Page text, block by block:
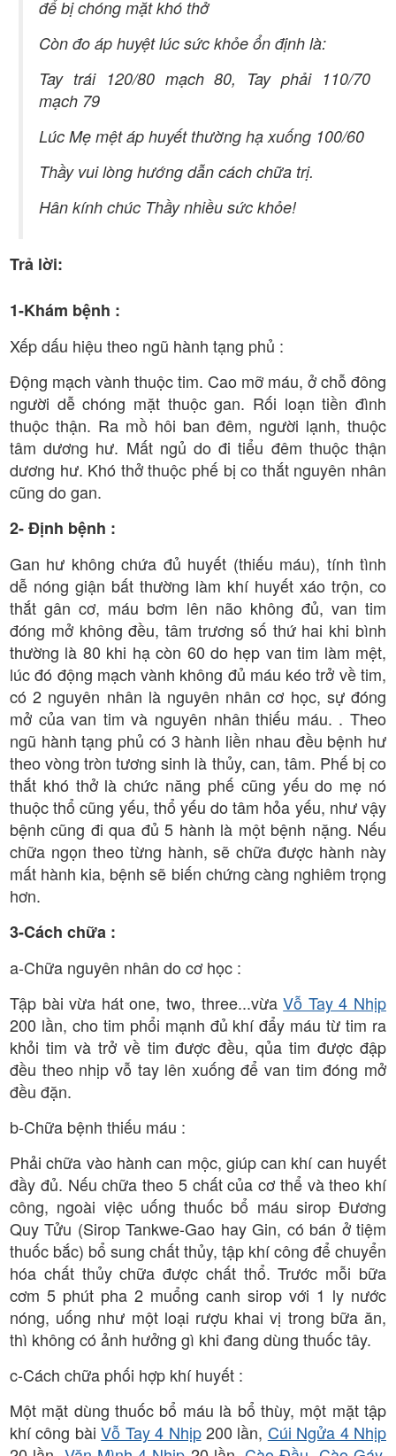
để bị chóng mặt khó thở
Còn đo áp huyệt lúc sức khỏe ổn định là:
Tay trái 120/80 mạch 80, Tay phải 110/70
mạch 79
Lúc Mẹ mệt áp huyết thường hạ xuống 100/60
Thầy vui lòng hướng dẫn cách chữa trị.
Hân kính chúc Thầy nhiều sức khỏe!
Trả lời:
1-Khám bệnh :
Xếp dấu hiệu theo ngũ hành tạng phủ :
Động mạch vành thuộc tim. Cao mỡ máu, ở chỗ đông
người dễ chóng mặt thuộc gan. Rối loạn tiền đình
thuộc thận. Ra mồ hôi ban đêm, người lạnh, thuộc
tâm dương hư. Mất ngủ do đi tiểu đêm thuộc thận
dương hư. Khó thở thuộc phế bị co thắt nguyên nhân
cũng do gan.
2- Định bệnh :
Gan hư không chứa đủ huyết (thiếu máu), tính tình
dễ nóng giận bất thường làm khí huyết xáo trộn, co
thắt gân cơ, máu bơm lên não không đủ, van tim
đóng mở không đều, tâm trương số thứ hai khi bình
thường là 80 khi hạ còn 60 do hẹp van tim làm mệt,
lúc đó động mạch vành không đủ máu kéo trở về tim,
có 2 nguyên nhân là nguyên nhân cơ học, sự đóng
mở của van tim và nguyên nhân thiếu máu. . Theo
ngũ hành tạng phủ có 3 hành liền nhau đều bệnh hư
theo vòng tròn tương sinh là thủy, can, tâm. Phế bị co
thắt khó thở là chức năng phế cũng yếu do mẹ nó
thuộc thổ cũng yếu, thổ yếu do tâm hỏa yếu, như vậy
bệnh cũng đi qua đủ 5 hành là một bệnh nặng. Nếu
chữa ngọn theo từng hành, sẽ chữa được hành này
mất hành kia, bệnh sẽ biến chứng càng nghiêm trọng
hơn.
3-Cách chữa :
a-Chữa nguyên nhân do cơ học :
Tập bài vừa hát one, two, three...vừaVỗ Tay 4 Nhịp
200 lần, cho tim phổi mạnh đủ khí đẩy máu từ tim ra
khỏi tim và trở về tim được đều, qủa tim được đập
đều theo nhịp vỗ tay lên xuống để van tim đóng mở
đều đặn.
b-Chữa bệnh thiếu máu :
Phải chữa vào hành can mộc, giúp can khí can huyết
đầy đủ. Nếu chữa theo 5 chất của cơ thể và theo khí
công, ngoài việc uống thuốc bổ máu sirop Đương
Quy Tửu (Sirop Tankwe-Gao hay Gin, có bán ở tiệm
thuốc bắc) bổ sung chất thủy, tập khí công để chuyển
hóa chất thủy chữa được chất thổ. Trước mỗi bữa
cơm 5 phút pha 2 muổng canh sirop với 1 ly nước
nóng, uống như một loại rượu khai vị trong bữa ăn,
thì không có ảnh hưởng gì khi đang dùng thuốc tây.
c-Cách chữa phối hợp khí huyết :
Một mặt dùng thuốc bổ máu là bổ thùy, một mặt tập
khí công bàiVỗ Tay 4 Nhịp200 lần, Cúi Ngửa 4 Nhịp